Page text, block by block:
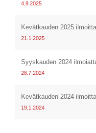
4.8.2025
Kevätkauden 2025
21.1.2025
Syyskauden 2024
28.7.2024
Kevätkauden 2024
19.1.2024